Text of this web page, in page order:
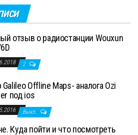
отзыв о радиостанции Wouxun
2
Galileo Offline Maps- аналога Ozi
под ios
Выкл.
Куда пойти и что посмотреть